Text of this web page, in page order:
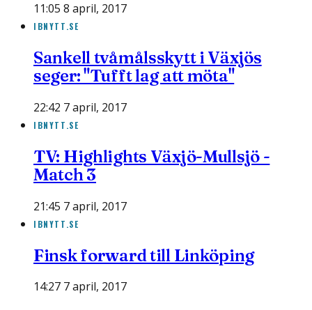
11:05 8 april, 2017
IBNYTT.SE
Sankell tvåmålsskytt i Växjös
seger: "Tufft lag att möta"
22:42 7 april, 2017
IBNYTT.SE
TV: Highlights Växjö-Mullsjö -
Match 3
21:45 7 april, 2017
IBNYTT.SE
Finsk forward till Linköping
14:27 7 april, 2017